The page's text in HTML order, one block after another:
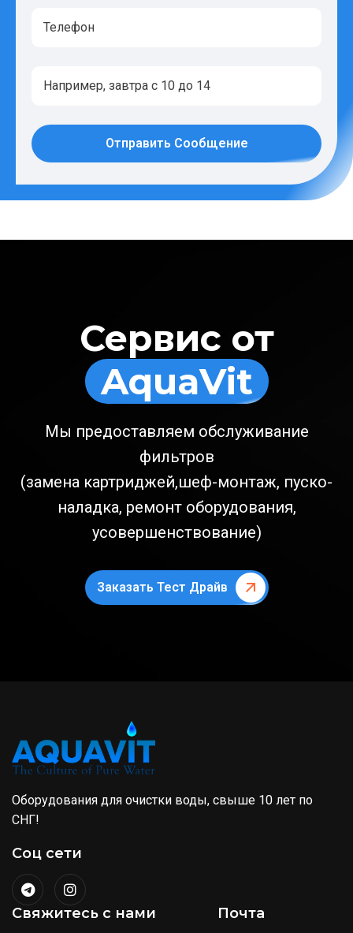
Отправить Сообщение
Сервис от
AquaVit
Мы предоставляем обслуживание
фильтров
(замена картриджей,шеф-монтаж, пуско-
наладка, ремонт оборудования,
усовершенствование)
Заказать Тест Драйв
Оборудования для очистки воды, свыше 10 лет по
СНГ!
Соц сети
Свяжитесь с нами Почта